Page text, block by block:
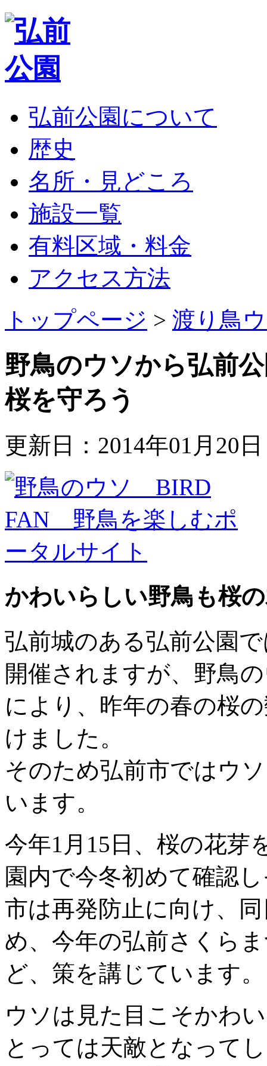
弘前公園について
歴史
名所・見どころ
施設一覧
有料区域・料金
アクセス方法
トップページ > 渡り鳥
野鳥のウソから弘前
桜を守ろう
更新日：2014年01月20
かわいらしい野鳥も桜
弘前城のある弘前公園
開催されますが、野鳥
により、昨年の春の桜
けました。
そのため弘前市ではウ
います。
今年1月15日、桜の花芽
園内で今冬初めて確認
市は再発防止に向け、
め、今年の弘前さくら
ど、策を講じています。
ウソは見た目こそかわ
とっては天敵となって